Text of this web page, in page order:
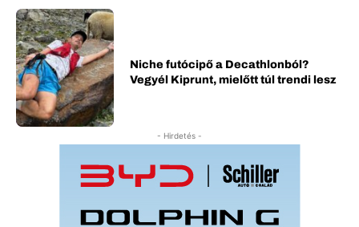
Niche futócipő a Decathlonból?
Vegyél Kiprunt, mielőtt túl trendi lesz
- Hirdetés -